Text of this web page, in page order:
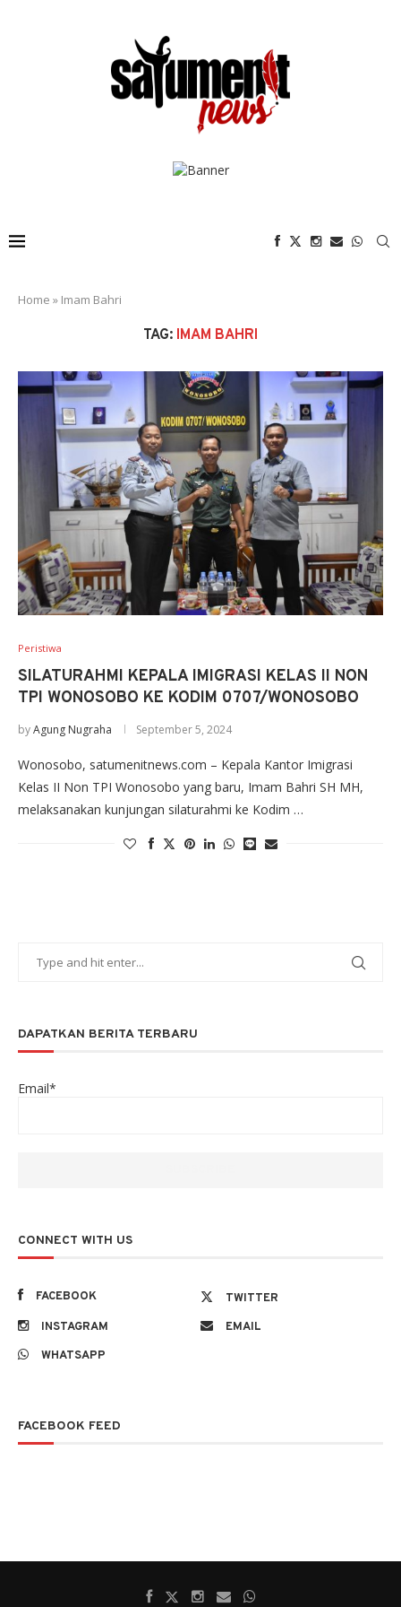
Home » Imam Bahri
TAG: IMAM BAHRI
Peristiwa
SILATURAHMI KEPALA IMIGRASI KELAS II NON
TPI WONOSOBO KE KODIM 0707/WONOSOBO
byAgung Nugraha September 5, 2024
Wonosobo, satumenitnews.com – Kepala Kantor Imigrasi
Kelas II Non TPI Wonosobo yang baru, Imam Bahri SH MH,
melaksanakan kunjungan silaturahmi ke Kodim …
DAPATKAN BERITA TERBARU
Email*
CONNECT WITH US
FACEBOOK
TWITTER
INSTAGRAM
EMAIL
WHATSAPP
FACEBOOK FEED